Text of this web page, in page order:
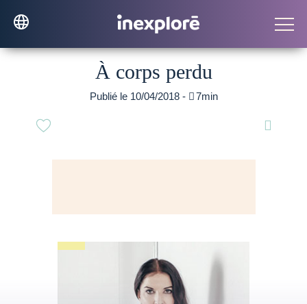
À corps perdu
Publié le 10/04/2018 - 7min
